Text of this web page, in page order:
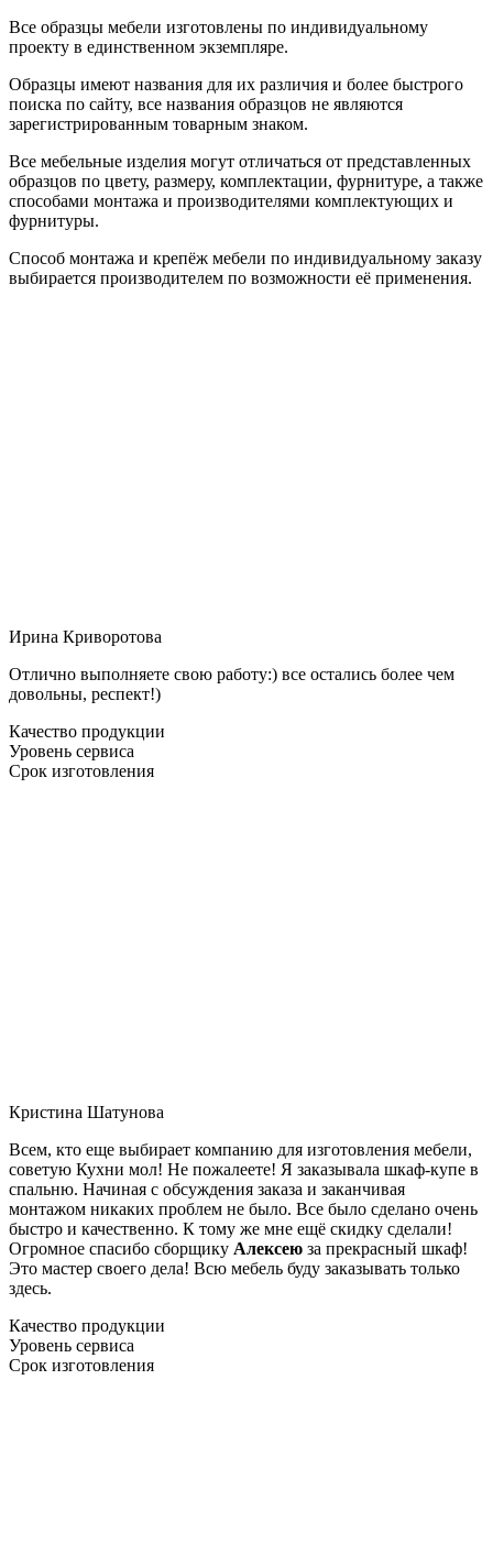
Все образцы мебели изготовлены по индивидуальному
проекту в единственном экземпляре.
Образцы имеют названия для их различия и более быстрого
поиска по сайту, все названия образцов не являются
зарегистрированным товарным знаком.
Все мебельные изделия могут отличаться от представленных
образцов по цвету, размеру, комплектации, фурнитуре, а также
способами монтажа и производителями комплектующих и
фурнитуры.
Способ монтажа и крепёж мебели по индивидуальному заказу
выбирается производителем по возможности её применения.
Ирина Криворотова
Отлично выполняете свою работу:) все остались более чем
довольны, респект!)
Качество продукции
Уровень сервиса
Срок изготовления
Кристина Шатунова
Всем, кто еще выбирает компанию для изготовления мебели,
советую Кухни мол! Не пожалеете! Я заказывала шкаф-купе в
спальню. Начиная с обсуждения заказа и заканчивая
монтажом никаких проблем не было. Все было сделано очень
быстро и качественно. К тому же мне ещё скидку сделали!
Огромное спасибо сборщику Алексею за прекрасный шкаф!
Это мастер своего дела! Всю мебель буду заказывать только
здесь.
Качество продукции
Уровень сервиса
Срок изготовления